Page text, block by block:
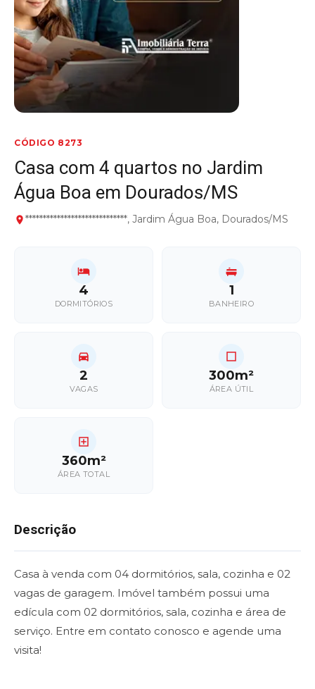
CÓDIGO 8273
Casa com 4 quartos no Jardim
Água Boa em Dourados/MS
*****************************, Jardim Água Boa, Dourados/MS
4
DORMITÓRIOS
1
BANHEIRO
2
VAGAS
300m²
ÁREA ÚTIL
360m²
ÁREA TOTAL
Descrição
Casa à venda com 04 dormitórios, sala, cozinha e 02
vagas de garagem. Imóvel também possui uma
edícula com 02 dormitórios, sala, cozinha e área de
serviço. Entre em contato conosco e agende uma
visita!